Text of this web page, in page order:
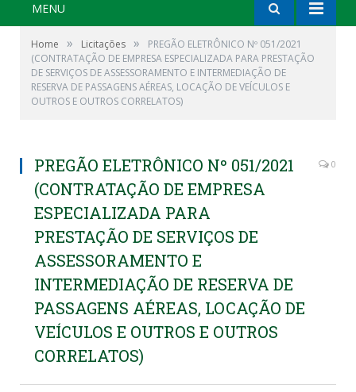
MENU
Home » Licitações »
PREGÃO ELETRÔNICO Nº 051/2021
(CONTRATAÇÃO DE EMPRESA ESPECIALIZADA PARA PRESTAÇÃO
DE SERVIÇOS DE ASSESSORAMENTO E INTERMEDIAÇÃO DE
RESERVA DE PASSAGENS AÉREAS, LOCAÇÃO DE VEÍCULOS E
OUTROS E OUTROS CORRELATOS)
PREGÃO ELETRÔNICO Nº 051/2021
(CONTRATAÇÃO DE EMPRESA
ESPECIALIZADA PARA
PRESTAÇÃO DE SERVIÇOS DE
ASSESSORAMENTO E
INTERMEDIAÇÃO DE RESERVA DE
PASSAGENS AÉREAS, LOCAÇÃO DE
VEÍCULOS E OUTROS E OUTROS
CORRELATOS)
0